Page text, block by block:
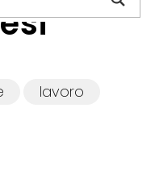
lavoro